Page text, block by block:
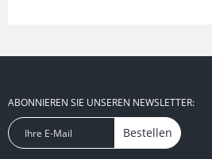
ABONNIEREN SIE UNSEREN NEWSLETTER:
Bestellen